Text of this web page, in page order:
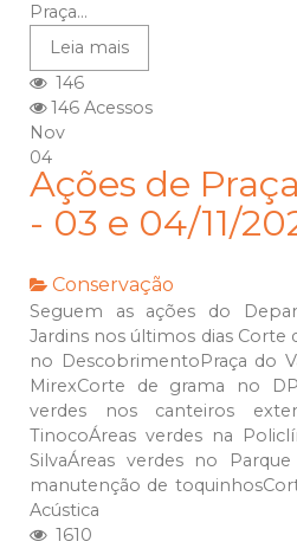
Praça...
Leia mais
146
146 Acessos
Nov
04
Ações de
- 03 e 04/11/
Conservação
Seguem as ações do
Jardins nos últimos dias Corte
no DescobrimentoPraça do
MirexCorte de grama no
verdes nos canteiros
TinocoÁreas verdes na
SilvaÁreas verdes no
manutenção de
Acústica
1610